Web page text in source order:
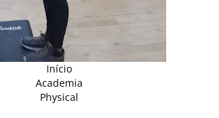
Início
Academia
Physical